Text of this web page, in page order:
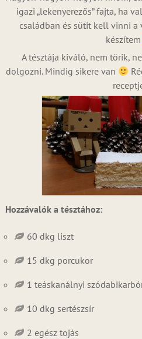
igazi „lekenyerezős” fajta, ha
családban és sütit kell vinni a
készítem
A tésztája kiváló, nem törik,
dolgozni. Mindig sikere van
Hozzávalók a tésztához:
60 dkg liszt
15 dkg porcukor
1 teáskanálnyi
10 dkg sertészsír
2 egész tojás